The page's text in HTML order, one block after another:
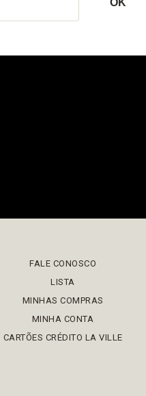
FALE CONOSCO
LISTA
MINHAS COMPRAS
MINHA CONTA
CARTÕES CRÉDITO LA VILLE